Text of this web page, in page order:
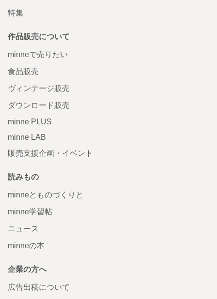
特集
作品販売について
minneで売りたい
食品販売
ヴィンテージ販売
ダウンロード販売
minne PLUS
minne LAB
販売支援企画・イベント
読みもの
minneとものづくりと
minne学習帖
ニュース
minneの本
企業の方へ
広告出稿について